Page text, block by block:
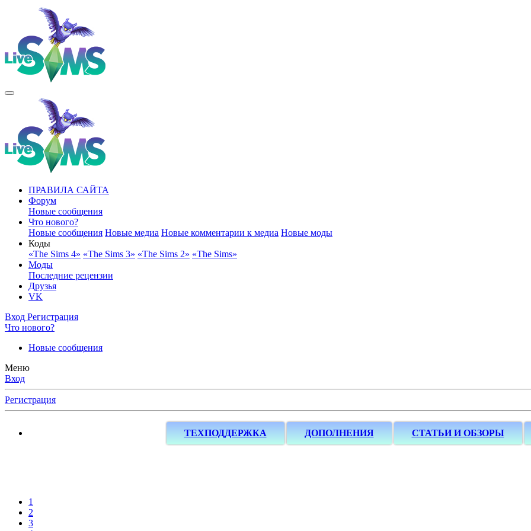
ПРАВИЛА САЙТА
Форум
Новые сообщения
Что нового?
Новые сообщения Новые медиа Новые комментарии к медиа Новые моды
Коды
«The Sims 4» «The Sims 3» «The Sims 2» «The Sims»
Моды
Последние рецензии
Друзья
VK
Вход Регистрация
Что нового?
Новые сообщения
Меню
Вход
Регистрация
ТЕХПОДДЕРЖКА ДОПОЛНЕНИЯ СТАТЬИ И ОБЗОРЫ
1
2
3